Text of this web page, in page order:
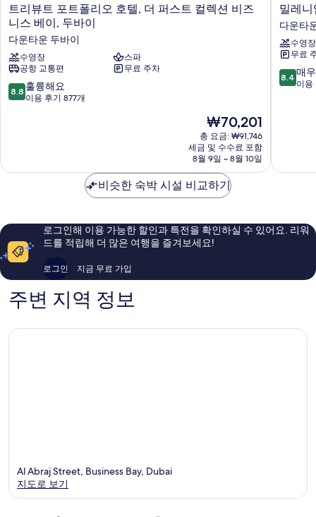
트
리
뷰
트
포
트
폴
리
스
션
즈
니
이,
이
트리뷰트 포트폴리오 호텔, 더 퍼스트 컬렉션 비즈
니스 베이, 두바이
다운타운 두바이
수영장
스파
공항 교통편
무료 주차
10
점
훌
이
후
기
8.8 훌륭해요
이용 후기 877개
현
재
요
금
₩70,201
₩70,201
총 요금: ₩91,746
세금 및 수수료 포함
8월 9일 ~ 8월 10일
밀
레
니
엄
센
트
럴
운
운
두
밀레
다운타
수영장
무료
10
점
우
이
용
8.4 매
이용
비슷한 숙박 시설 비교하기
로그인해 이용 가능한 할인과 특전을 확인하실 수 있어요. 리워
드를 적립해 더 많은 여행을 즐겨보세요!
로그인 지금 무료 가입
주변 지역 정보
Al Abraj Street, Business Bay, Dubai
지도로 보기